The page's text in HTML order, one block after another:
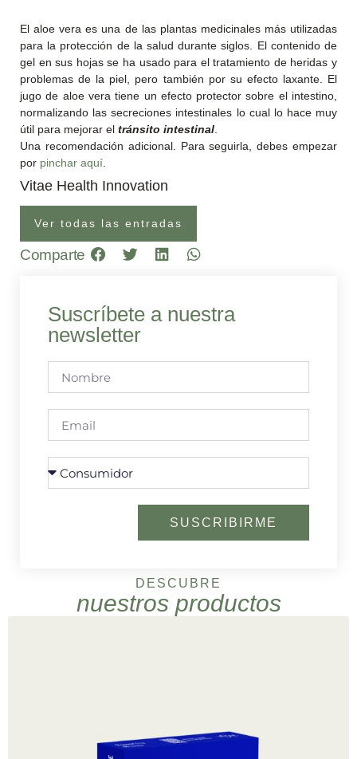
El aloe vera es una de las plantas medicinales más utilizadas
para la protección de la salud durante siglos. El contenido de
gel en sus hojas se ha usado para el tratamiento de heridas y
problemas de la piel, pero también por su efecto laxante. El
jugo de aloe vera tiene un efecto protector sobre el intestino,
normalizando las secreciones intestinales lo cual lo hace muy
útil para mejorar el tránsito intestinal
Una recomendación adicional. Para seguirla, debes empezar
por pinchar aquí
Vitae Health Innovation
Ver todas las entradas
Comparte
Suscríbete a nuestra
newsletter
SUSCRIBIRME
DESCUBRE
nuestros productos